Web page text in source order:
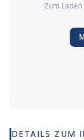
Zum
DETAILS ZUM